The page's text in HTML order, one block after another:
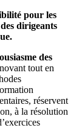
pour les
dirigeants
des
tout en
réservent
à la résolution